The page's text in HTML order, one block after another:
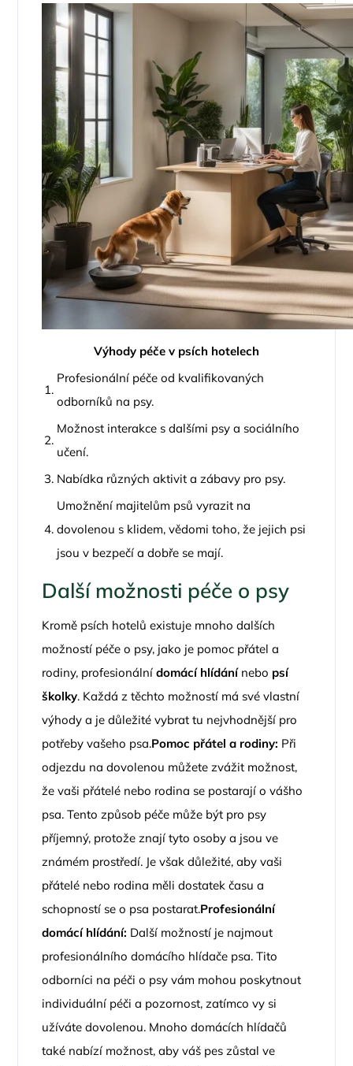
Výhody péče v psích hotelech
1.
Profesionální péče od kvalifikovaných
odborníků na psy.
2.
Možnost interakce s dalšími psy a sociálního
učení.
3. Nabídka různých aktivit a zábavy pro psy.
4.
Umožnění majitelům psů vyrazit na
dovolenou s klidem, vědomi toho, že jejich psi
jsou v bezpečí a dobře se mají.
Další možnosti péče o psy
Kromě psích hotelů existuje mnoho dalších
možností péče o psy, jako je pomoc přátel a
rodiny, profesionálnídomácí hlídánínebo psí
školky. Každá z těchto možností má své vlastní
výhody a je důležité vybrat tu nejvhodnější pro
potřeby vašeho psa.Pomoc přátel a rodiny: Při
odjezdu na dovolenou můžete zvážit možnost,
že vaši přátelé nebo rodina se postarají o vášho
psa. Tento způsob péče může být pro psy
příjemný, protože znají tyto osoby a jsou ve
známém prostředí. Je však důležité, aby vaši
přátelé nebo rodina měli dostatek času a
schopností se o psa postarat.Profesionální
domácí hlídání: Další možností je najmout
profesionálního domácího hlídače psa. Tito
odborníci na péči o psy vám mohou poskytnout
individuální péči a pozornost, zatímco vy si
užíváte dovolenou. Mnoho domácích hlídačů
také nabízí možnost, aby váš pes zůstal ve